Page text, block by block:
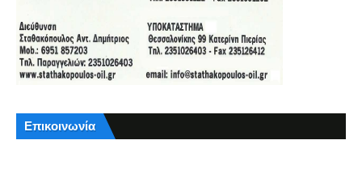
Επικοινωνία